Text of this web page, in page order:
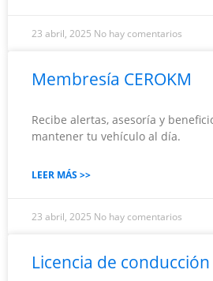
23 abril, 2025 No hay comentarios
Membresía CEROKM
Recibe alertas, asesoría y
mantener tu vehículo al día.
LEER MÁS >>
23 abril, 2025 No hay comentarios
Licencia de conducción